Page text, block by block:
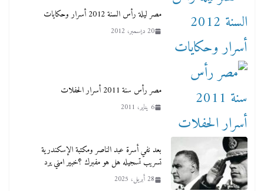
مصر ليلة رأس السنة 2012 أسرار وحكايات
20 ديسمبر، 2012
مصر رأس سنة 2011 أسرار الحفلات
6 يناير، 2011
بعد نفي أسرة عبد الناصر ومكتبة الإسكندرية
تسريب تسجيله هل هو مفبرك ؟خبير امني يرد
28 أبريل، 2025